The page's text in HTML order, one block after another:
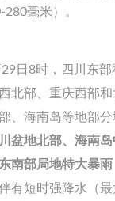
毫米）。
日8时，四川东
北部、重庆西部和
、海南岛等地部分
盆地北部、海南
南部局地特大暴
有短时强降水（